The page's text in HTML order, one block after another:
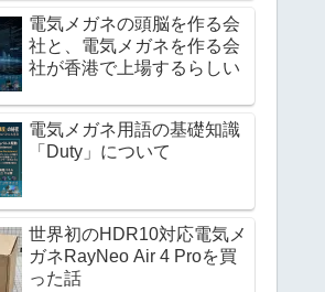
電気メガネの頭脳を作る会
社と、電気メガネを作る会
社が香港で上場するらしい
電気メガネ用語の基礎知識
「Duty」について
世界初のHDR10対応電気メ
ガネRayNeo Air 4 Proを買
った話